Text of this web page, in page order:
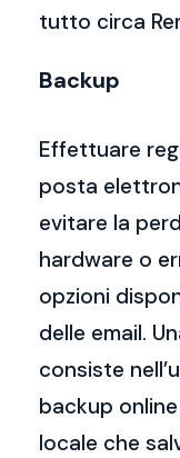
tutto circa
Backup
Effettuare
posta
evitare la
hardware o
opzioni
delle email.
consiste
backup
locale che